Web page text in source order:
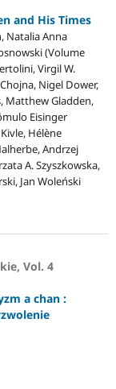
and His Times
Natalia Anna
(Volume
Virgil W.
Nigel Dower,
Matthew Gladden,
Eisinger
Hélène
Andrzej
A. Szyszkowska,
Jan Woleński
Vol. 4
a chan :